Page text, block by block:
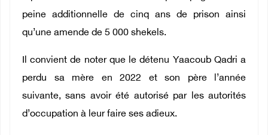
peine additionnelle de cinq ans de prison ainsi
qu’une amende de 5 000 shekels.
Il convient de noter que le détenu Yaacoub Qadri a
perdu sa mère en 2022 et son père l’année
suivante, sans avoir été autorisé par les autorités
d’occupation à leur faire ses adieux.